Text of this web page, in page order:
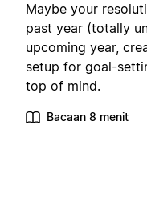
Maybe your
past year (totally
upcoming year,
setup for goal-
top of mind.
Bacaan 8 menit